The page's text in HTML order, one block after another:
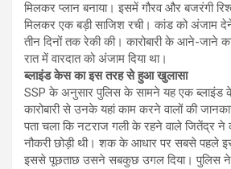
मिलकर प्लान बनाया। इसमें गौरव और बजरंगी
मिलकर एक बड़ी साजिश रची। कांड को अंजाम देने
तीन दिनों तक रेकी की। कारोबारी के आने-जाने
रात में वारदात को अंजाम दिया था।
ब्लाइंड केस का इस तरह से हुआ खुलासा
SSP के अनुसार पुलिस के सामने यह एक ब्लाइंड
कारोबारी से उनके यहां काम करने वालों की
पता चला कि नटराज गली के रहने वाले जितेंद्र ने
नौकरी छोड़ी थी। शक के आधार पर सबसे पहले
इससे पूछताछ उसने सबकुछ उगल दिया। पुलिस